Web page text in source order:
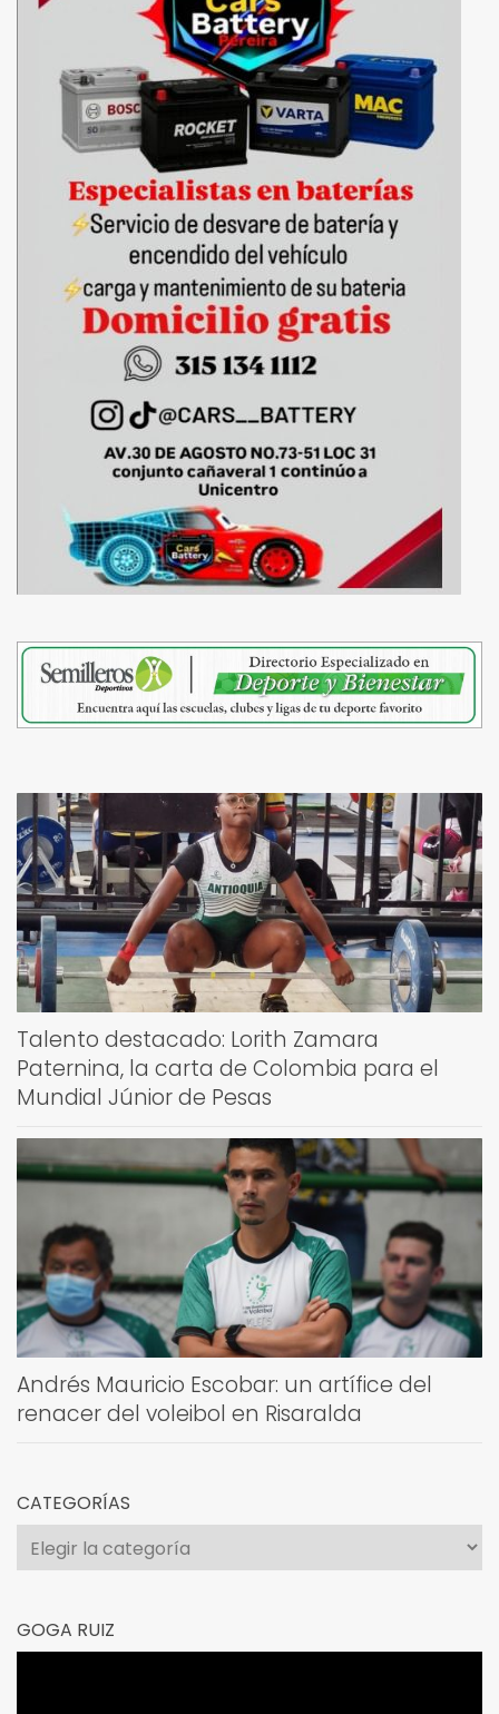
Talento destacado: Lorith Zamara
Paternina, la carta de Colombia para el
Mundial Júnior de Pesas
Andrés Mauricio Escobar: un artífice del
renacer del voleibol en Risaralda
CATEGORÍAS
Categorías
GOGA RUIZ